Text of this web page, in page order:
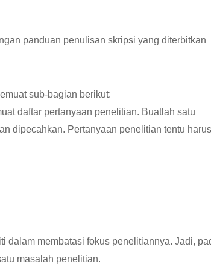
panduan penulisan skripsi yang diterbitkan
sub-bagian berikut:
daftar pertanyaan penelitian. Buatlah satu
dipecahkan. Pertanyaan penelitian tentu harus
dalam membatasi fokus penelitiannya. Jadi,
masalah penelitian.